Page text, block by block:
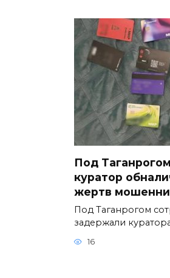
Под
куратор
жертв
Под Таганрогом
задержали
16